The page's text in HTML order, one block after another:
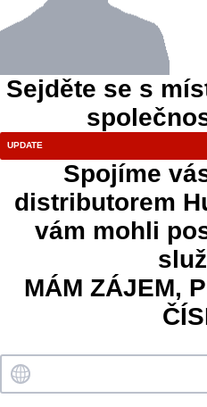
Sejděte se s
Spojíme
distributorem
vám mohli
MÁM ZÁJEM,